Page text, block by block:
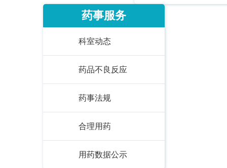
药事服务
科室动态
药品不良反应
药事法规
合理用药
用药数据公示